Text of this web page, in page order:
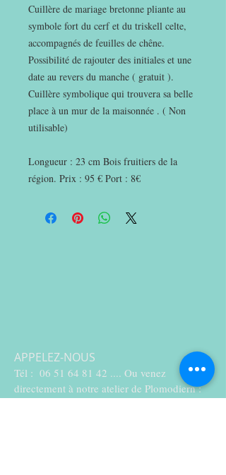
Cuillère de mariage bretonne pliante au
symbole fort du cerf et du triskell celte,
accompagnés de feuilles de chêne.
Possibilité de rajouter des initiales et une
date au revers du manche ( gratuit ).
Cuillère symbolique qui trouvera sa belle
place à un mur de la maisonnée . ( Non
utilisable)
Longueur : 23 cm Bois fruitiers de la
région. Prix : 95 € Port : 8€
APPELEZ-NOUS
Tél : 06 51 64 81 42 .... Ou venez
directement à notre atelier de Plomodiern :